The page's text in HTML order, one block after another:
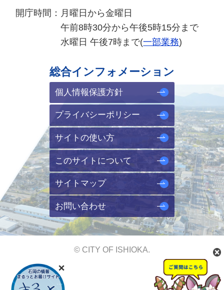
開庁時間： 月曜日から金曜日
午前8時30分から午後5時15分まで
水曜日 午後7時まで(一部業務)
総合インフォメーション
個人情報保護方針
プライバシーポリシー
サイトの使い方
このサイトについて
サイトマップ
お問い合わせ
© CITY OF ISHIOKA.